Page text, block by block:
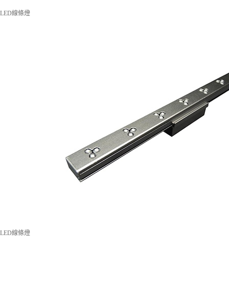
LED線條燈
LED線條燈